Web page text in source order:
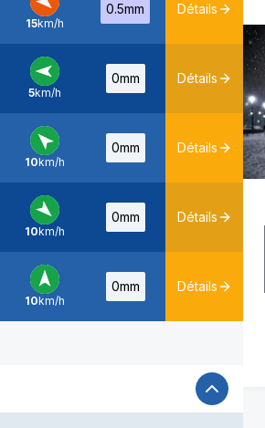
NO
15km/h
0.5mm Détails
E -
5km/h
0mm Détails
SE -
10km/h
0mm Détails
NO -
10km/h
0mm Détails
S -
10km/h
0mm Détails